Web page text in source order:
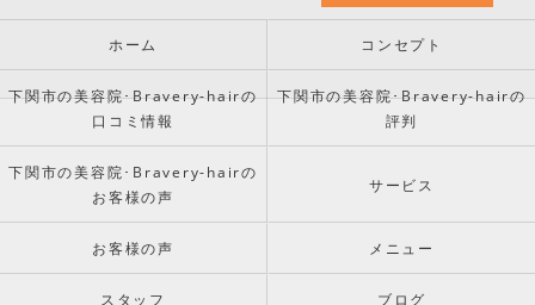
ホーム コンセプト
下関市の美容院･Bravery-hairの
口コミ情報
下関市の美容院･Bravery-hairの
評判
下関市の美容院･Bravery-hairの
お客様の声
サービス
お客様の声 メニュー
スタッフ ブログ